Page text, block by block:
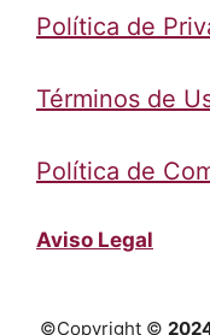
Política de
Términos de
Política de
Aviso Legal
©Copyright ©